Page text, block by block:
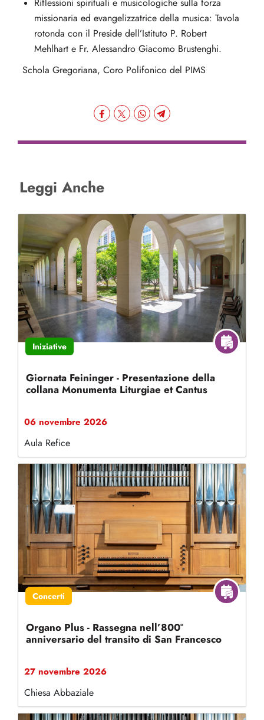
Riflessioni spirituali e musicologiche sulla forza
missionaria ed evangelizzatrice della musica: Tavola
rotonda con il Preside dell’Istituto P. Robert
Mehlhart e Fr. Alessandro Giacomo Brustenghi.
Schola Gregoriana, Coro Polifonico del PIMS
Leggi Anche
Iniziative
Giornata Feininger - Presentazione della
collana Monumenta Liturgiae et Cantus
06 novembre 2026
Aula Refice
Concerti
Organo Plus - Rassegna nell’800°
anniversario del transito di San Francesco
27 novembre 2026
Chiesa Abbaziale